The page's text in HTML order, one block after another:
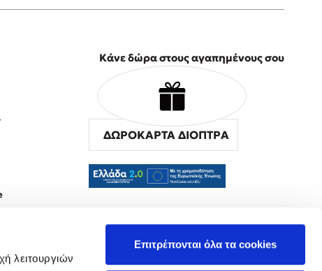
λειτουργιών
Επιτρέπονται όλα τα cookies
Κάνε δώρα στους αγαπημένους σου
ΔΩΡΟΚΑΡΤΑ ΔΙΟΠΤΡΑ